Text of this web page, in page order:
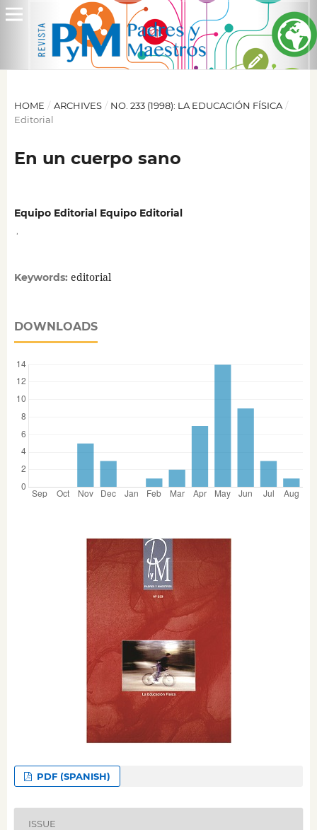
HOME / ARCHIVES / NO. 233 (1998): LA EDUCACIÓN FÍSICA /
Editorial
En un cuerpo sano
Equipo Editorial Equipo Editorial
Keywords: editorial
DOWNLOADS
PDF (SPANISH)
ISSUE